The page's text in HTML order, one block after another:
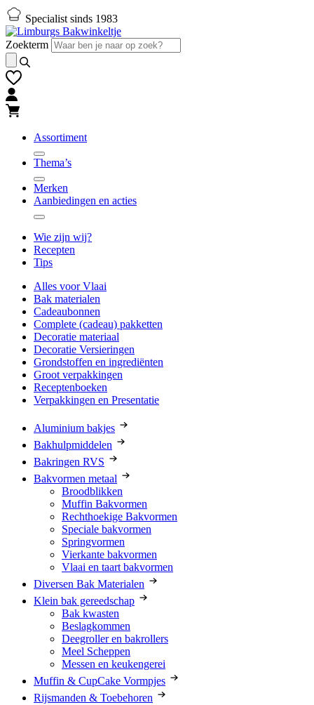
Naar
hoofd-
inhoud
gaan
Naar
footer
gaan
Specialist sinds 1983
Zoekterm
Assortiment
Thema’s
Merken
Aanbiedingen en acties
Wie zijn wij?
Recepten
Tips
Alles voor Vlaai
Bak materialen
Cadeaubonnen
Complete (cadeau) pakketten
Decoratie materiaal
Decoratie Versieringen
Grondstoffen en ingrediënten
Groot verpakkingen
Receptenboeken
Verpakkingen en Presentatie
Aluminium bakjes
Bakhulpmiddelen
Bakringen RVS
Bakvormen metaal
Broodblikken
Muffin Bakvormen
Rechthoekige Bakvormen
Speciale bakvormen
Springvormen
Vierkante bakvormen
Vlaai en taart bakvormen
Diversen Bak Materialen
Klein bak gereedschap
Bak kwasten
Beslagkommen
Deegroller en bakrollers
Meel Scheppen
Messen en keukengerei
Muffin & CupCake Vormpjes
Rijsmanden & Toebehoren